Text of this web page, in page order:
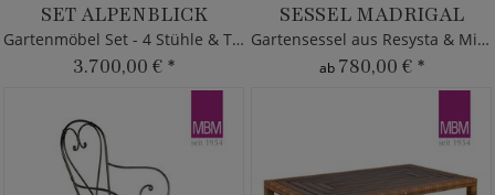
SET ALPENBLICK
Gartenmöbel Set - 4 Stühle & Tisch
3.700,00 € *
SESSEL MADRIGAL
Gartensessel aus Resysta & Mirotex
ab 780,00 € *